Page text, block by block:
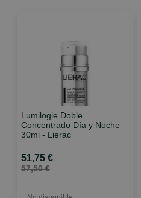
Lumilogie Doble
Concentrado Día y Noche
30ml - Lierac
51,75 €
57,50 €